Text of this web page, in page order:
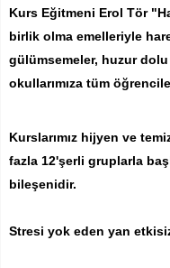
Kurs Eğitmeni Erol Tör
birlik olma emelleriyle
gülümsemeler, huzur
okullarımıza tüm
Kurslarımız hijyen ve
fazla 12'şerli gruplarla
bileşenidir.
Stresi yok eden yan